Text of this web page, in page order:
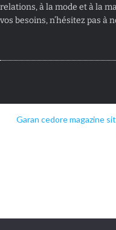
relations, à la mode et à la
vos besoins, n’hésitez pas à
Garan cedore magazine